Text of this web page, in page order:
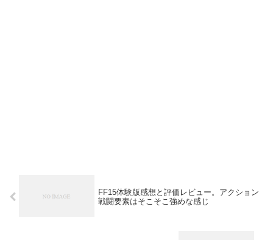
FF15体験版感想と評価レビュー。アクション
戦闘要素はそこそこ強めな感じ